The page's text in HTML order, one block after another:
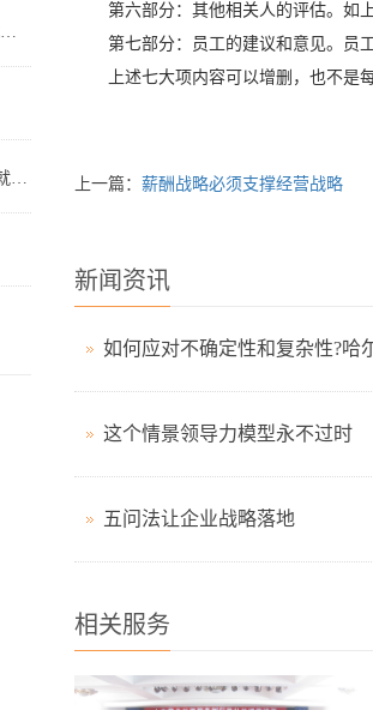
沈阳某医疗器械企业领导力专题咨询式培训圆满结束
哈尔滨本土企业KPI绩效考核体系建设就是这四步
第六部分：其他相关人的评估。如
第七部分：员工的建议和意见。员
上述七大项内容可以增删，也不是
上一篇：薪酬战略必须支撑经营战略
新闻资讯
这个情景领导力模型永不过时
五问法让企业战略落地
相关服务